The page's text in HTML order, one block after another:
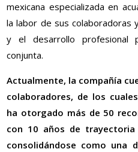
mexicana especializada en
la labor de sus colaboradoras
y el desarrollo profesional
conjunta.
Actualmente, la compañía
colaboradores, de los
ha otorgado más de 50
con 10 años de
consolidándose como una